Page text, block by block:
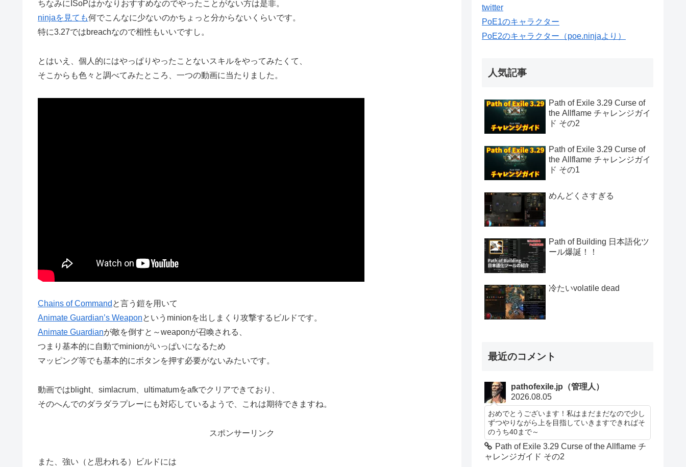
ちなみにISoPはかなりおすすめなのでやったことがない方は是非。
ninjaを見ても何でこんなに少ないのかちょっと分からないくらいです。
特に3.27ではbreachなので相性もいいですし。
とはいえ、個人的にはやっぱりやったことないスキルをやってみたくて、
そこからも色々と調べてみたところ、一つの動画に当たりました。
Chains of Command と言う鎧を用いて
Animate Guardian’s Weaponというminionを出しまくり攻撃するビルドです。
Animate Guardianが敵を倒すと～weaponが召喚される、
つまり基本的に自動でminionがいっぱいになるため
マッピング等でも基本的にボタンを押す必要がないみたいです。
動画ではblight、simlacrum、ultimatumをafkでクリアできており、
そのへんでのダラダラプレーにも対応しているようで、これは期待できますね。
スポンサーリンク
また、強い（と思われる）ビルドには
twitter
PoE1のキャラクター
PoE2のキャラクター（poe.ninjaより）
人気記事
Path of Exile 3.29 Curse of
the Allflame チャレンジガイ
ド その2
Path of Exile 3.29 Curse of
the Allflame チャレンジガイ
ド その1
めんどくさすぎる
Path of Building 日本語化ツ
ール爆誕！！
冷たいvolatile dead
最近のコメント
pathofexile.jp（管理人）
2026.08.05
おめでとうございます！私はまだまだなので少し
ずつやりながら上を目指していきますできればそ
のうち40まで～
Path of Exile 3.29 Curse of the Allflame チ
ャレンジガイド その2